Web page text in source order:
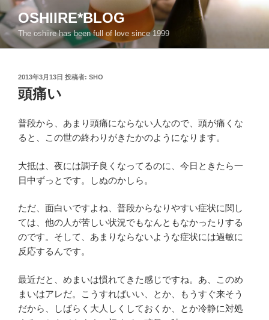
ン
テ
ン
OSHIIRE*BLOG
The oshiire has been full of love since 1999
投
稿
日:
2013年3月13日 投稿者: SHO
頭痛い
普段から、あまり頭痛にならない人なので、頭が痛くな
ると、この世の終わりがきたかのようになります。
大抵は、夜には調子良くなってるのに、今日ときたら一
日中ずっとです。しぬのかしら。
ただ、面白いですよね、普段からなりやすい症状に関し
ては、他の人が苦しい状況でもなんともなかったりする
のです。そして、あまりならないような症状には過敏に
反応するんです。
最近だと、めまいは慣れてきた感じですね。あ、このめ
まいはアレだ。こうすればいい、とか、もうすぐ来そう
だから、しばらく大人しくしておくか、とか冷静に対処